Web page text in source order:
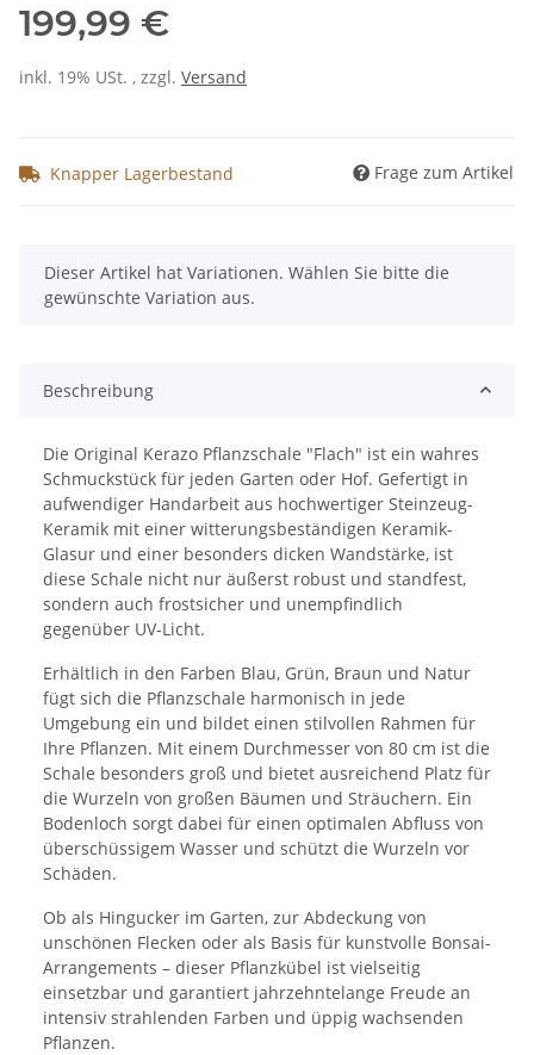
199,99 €
inkl. 19% USt. , zzgl. Versand
Knapper Lagerbestand Frage zum Artikel
x
Dieser Artikel hat Variationen. Wählen Sie bitte die
gewünschte Variation aus.
Beschreibung
Die Original Kerazo Pflanzschale "Flach" ist ein wahres
Schmuckstück für jeden Garten oder Hof. Gefertigt in
aufwendiger Handarbeit aus hochwertiger Steinzeug-
Keramik mit einer witterungsbeständigen Keramik-
Glasur und einer besonders dicken Wandstärke, ist
diese Schale nicht nur äußerst robust und standfest,
sondern auch frostsicher und unempfindlich
gegenüber UV-Licht.
Erhältlich in den Farben Blau, Grün, Braun und Natur
fügt sich die Pflanzschale harmonisch in jede
Umgebung ein und bildet einen stilvollen Rahmen für
Ihre Pflanzen. Mit einem Durchmesser von 80 cm ist die
Schale besonders groß und bietet ausreichend Platz für
die Wurzeln von großen Bäumen und Sträuchern. Ein
Bodenloch sorgt dabei für einen optimalen Abfluss von
überschüssigem Wasser und schützt die Wurzeln vor
Schäden.
Ob als Hingucker im Garten, zur Abdeckung von
unschönen Flecken oder als Basis für kunstvolle Bonsai-
Arrangements – dieser Pflanzkübel ist vielseitig
einsetzbar und garantiert jahrzehntelange Freude an
intensiv strahlenden Farben und üppig wachsenden
Pflanzen.